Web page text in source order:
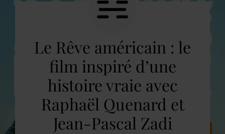
Le Rêve américain : le
film inspiré d’une
histoire vraie avec
Raphaël Quenard et
Jean-Pascal Zadi